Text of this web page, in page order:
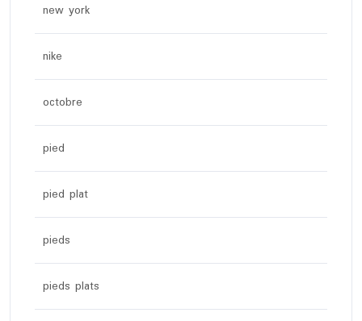
new york
nike
octobre
pied
pied plat
pieds
pieds plats